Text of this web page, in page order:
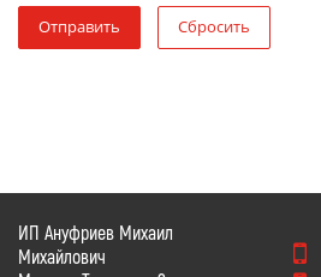
Отправить Сбросить
ИП Ануфриев Михаил
Михайлович